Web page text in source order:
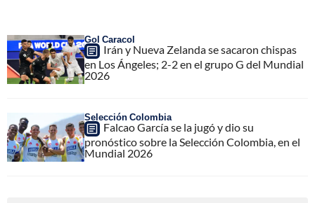
Gol Caracol
Irán y Nueva Zelanda se sacaron chispas
en Los Ángeles; 2-2 en el grupo G del Mundial
2026
Selección Colombia
Falcao García se la jugó y dio su
pronóstico sobre la Selección Colombia, en el
Mundial 2026